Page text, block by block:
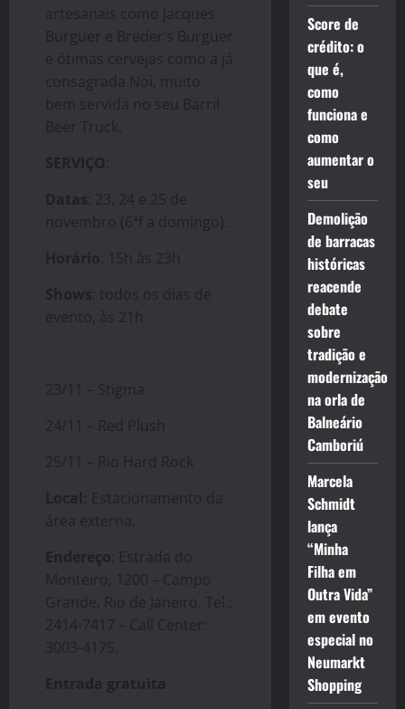
artesanais como Jacques
Burguer e Breder’s Burguer
e ótimas cervejas como a já
consagrada Noi, muito
bem servida no seu Barril
Beer Truck.
SERVIÇO
Datas : 23, 24 e 25 de
novembro (6ªf a domingo).
Horário : 15h às 23h
Shows : todos os dias de
evento, às 21h
23/11 – Stigma
24/11 – Red Plush
25/11 – Rio Hard Rock
Local: Estacionamento da
área externa.
Endereço : Estrada do
Monteiro, 1200 – Campo
Grande, Rio de Janeiro. Tel.:
2414-7417 – Call Center:
3003-4175.
Entrada gratuita
Score de
crédito: o
que é,
como
funciona e
como
aumentar o
seu
Demolição
de barracas
históricas
reacende
debate
sobre
tradição e
modernização
na orla de
Balneário
Camboriú
Marcela
Schmidt
lança
“Minha
Filha em
Outra Vida”
em evento
especial no
Neumarkt
Shopping